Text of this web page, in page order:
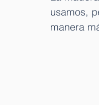
usamos,
manera